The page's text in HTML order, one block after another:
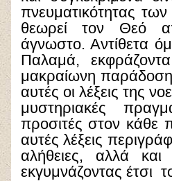
πνευματικότητας
θεωρεί τον Θεό
άγνωστο. Αντίθετα
Παλαμά,
μακραίωνη
αυτές οι λέξεις της
μυστηριακές
προσιτές στον κάθε
αυτές λέξεις
αλήθειες, αλλά
εκγυμνάζοντας έτσι